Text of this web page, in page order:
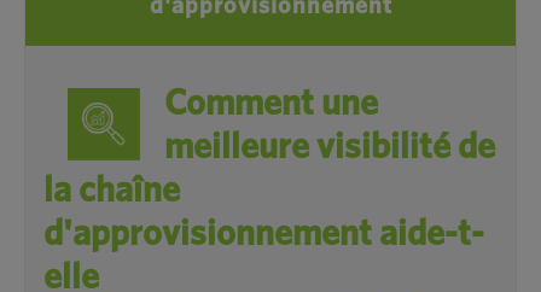
d'approvisionnement
Comment une
meilleure visibilité de
la chaîne
d'approvisionnement aide-t-
elle